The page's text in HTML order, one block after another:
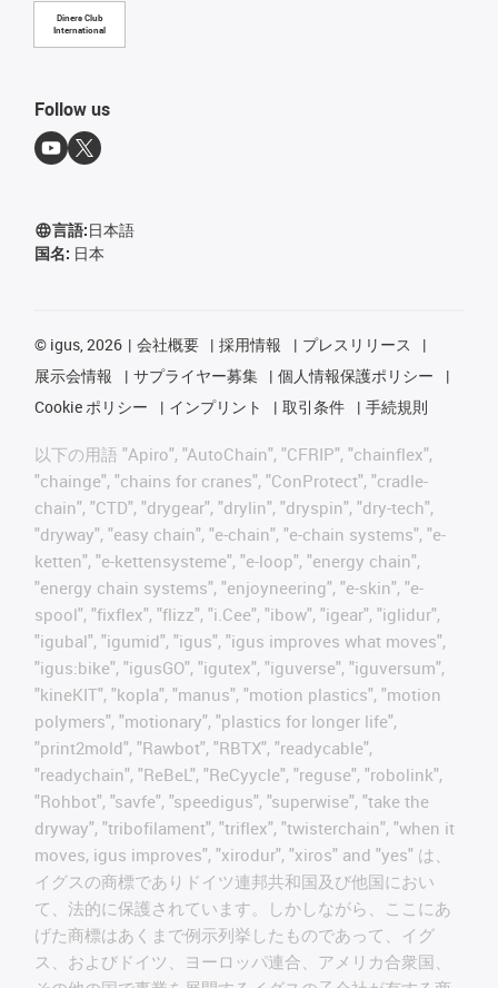
Diners Club
International
Follow us
言語:日本語
国名: 日本
© igus, 2026 会社概要 採用情報
プレスリリース
展示会情報
サプライヤー募集
個人情報保護ポリシー
Cookie ポリシー
インプリント 取引条件 手続規則
以下の用語 "Apiro", "AutoChain", "CFRIP", "chainflex",
"chainge", "chains for cranes", "ConProtect", "cradle-
chain", "CTD", "drygear", "drylin", "dryspin", "dry-tech",
"dryway", "easy chain", "e-chain", "e-chain systems", "e-
ketten", "e-kettensysteme", "e-loop", "energy chain",
"energy chain systems", "enjoyneering", "e-skin", "e-
spool", "fixflex", "flizz", "i.Cee", "ibow", "igear", "iglidur",
"igubal", "igumid", "igus", "igus improves what moves",
"igus:bike", "igusGO", "igutex", "iguverse", "iguversum",
"kineKIT", "kopla", "manus", "motion plastics", "motion
polymers", "motionary", "plastics for longer life",
"print2mold", "Rawbot", "RBTX", "readycable",
"readychain", "ReBeL", "ReCyycle", "reguse", "robolink",
"Rohbot", "savfe", "speedigus", "superwise", "take the
dryway", "tribofilament", "triflex", "twisterchain", "when it
moves, igus improves", "xirodur", "xiros" and "yes" は、
イグスの商標でありドイツ連邦共和国及び他国におい
て、法的に保護されています。しかしながら、ここにあ
げた商標はあくまで例示列挙したものであって、イグ
ス、およびドイツ、ヨーロッパ連合、アメリカ合衆国、